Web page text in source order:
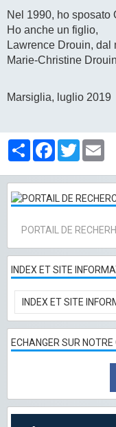
Nel 1990, ho sposato
Ho anche un figlio,
Lawrence Drouin, dal
Marie-Christine
Marsiglia, luglio 2019
PartagerFacebook
Twitter
PORTAIL DE
INDEX ET SITE
INDEX ET SITE
ECHANGER SUR